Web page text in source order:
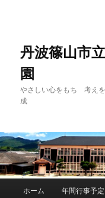
動
丹波篠山市
園
やさしい心をもち 考え
成
ホーム 年間行事予定